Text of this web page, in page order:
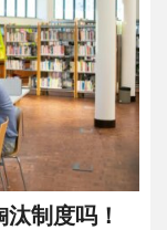
制度吗！